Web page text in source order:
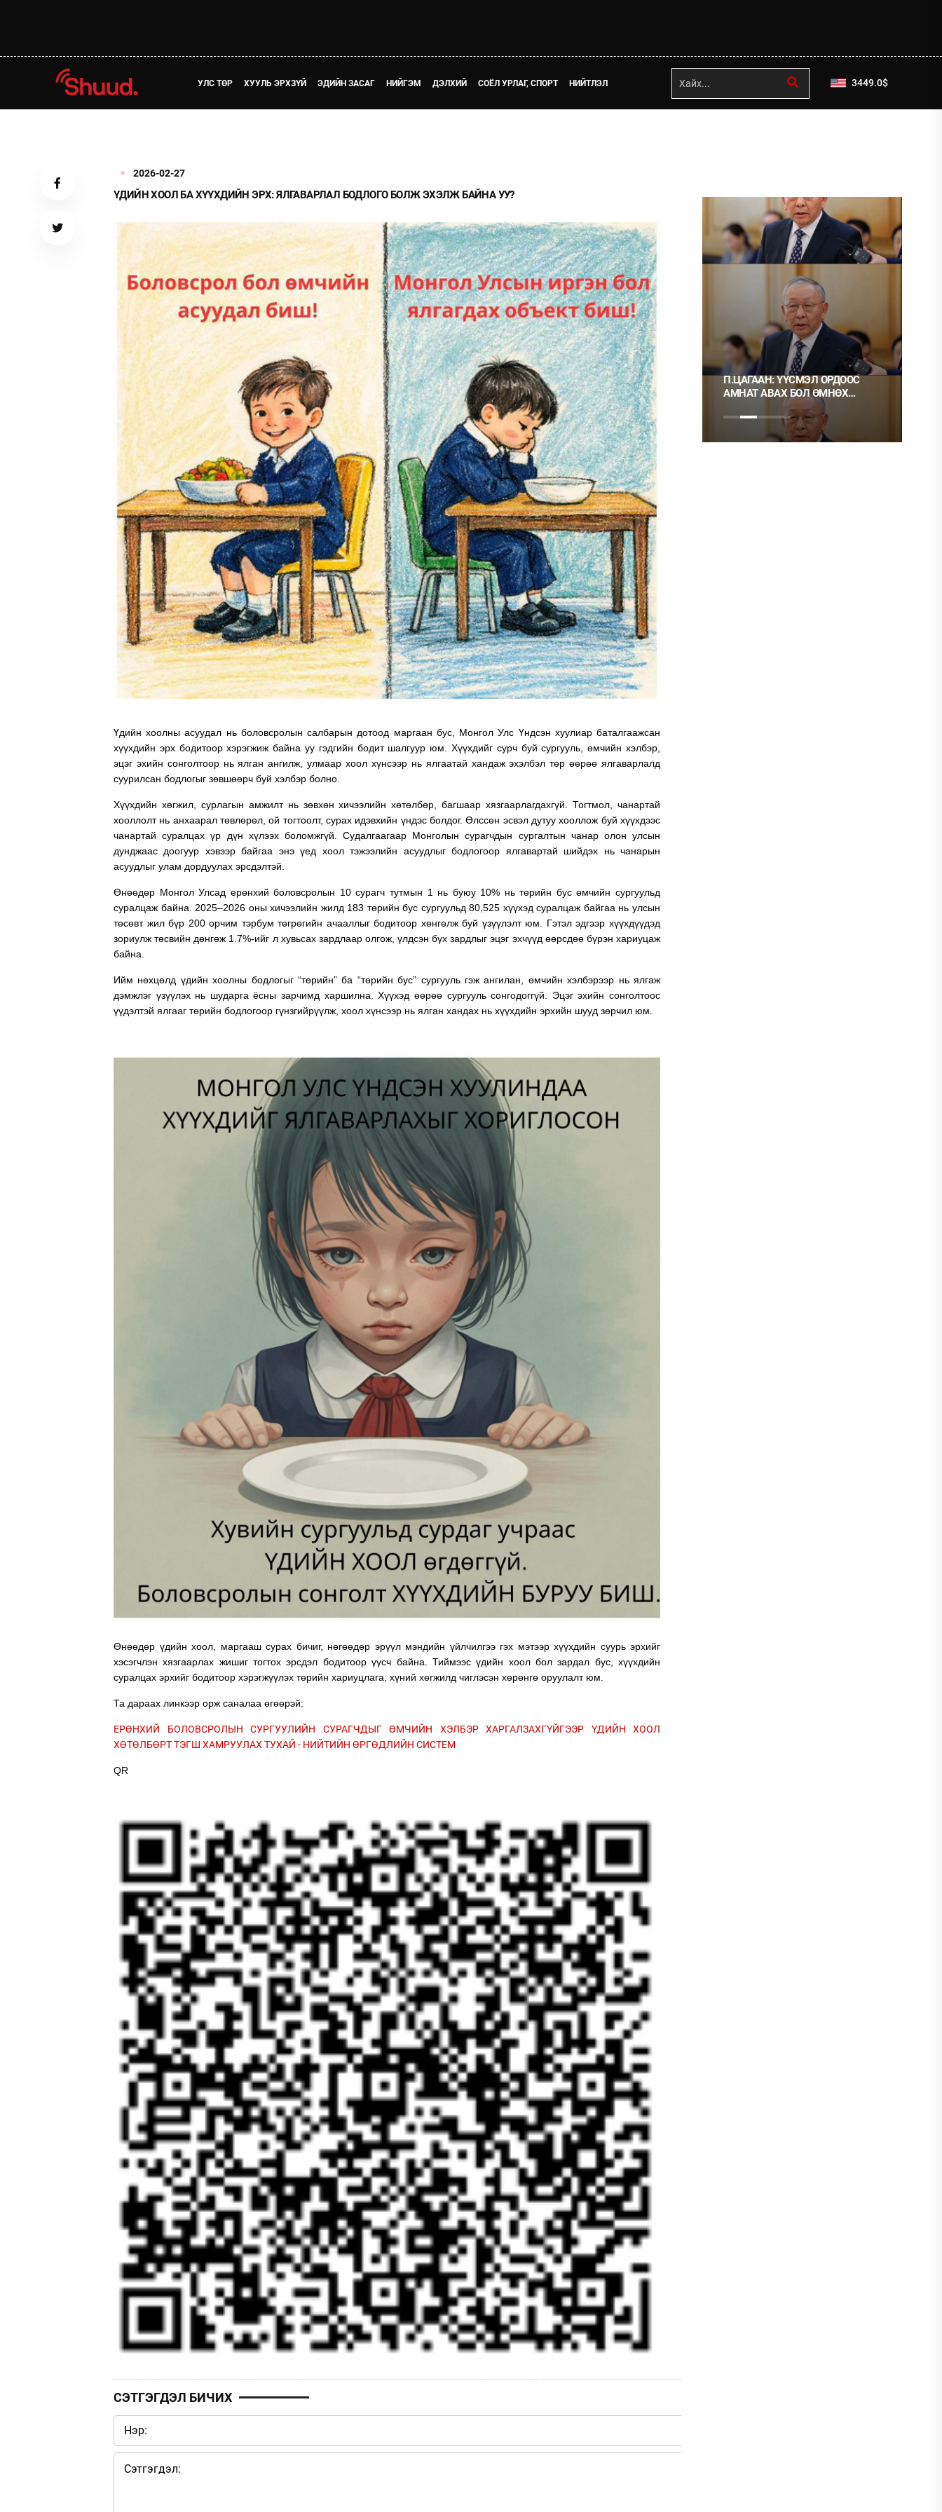
УЛС ТӨР ХУУЛЬ ЭРХЗҮЙ ЭДИЙН ЗАСАГ НИЙГЭМ ДЭЛХИЙ СОЁЛ УРЛАГ, СПОРТ НИЙТЛЭЛ 3449.0$
2026-02-27
ҮДИЙН ХООЛ БА ХҮҮХДИЙН ЭРХ: ЯЛГАВАРЛАЛ БОДЛОГО БОЛЖ ЭХЭЛЖ БАЙНА УУ?
Үдийн хоолны асуудал нь боловсролын салбарын дотоод маргаан бус, Монгол Улс Үндсэн хуулиар баталгаажсан
хүүхдийн эрх бодитоор хэрэгжиж байна уу гэдгийн бодит шалгуур юм. Хүүхдийг сурч буй сургууль, өмчийн хэлбэр,
эцэг эхийн сонголтоор нь ялган ангилж, улмаар хоол хүнсээр нь ялгаатай хандаж эхэлбэл төр өөрөө ялгаварлалд
суурилсан бодлогыг зөвшөөрч буй хэлбэр болно.
Хүүхдийн хөгжил, сурлагын амжилт нь зөвхөн хичээлийн хөтөлбөр, багшаар хязгаарлагдахгүй. Тогтмол, чанартай
хооллолт нь анхаарал төвлөрөл, ой тогтоолт, сурах идэвхийн үндэс болдог. Өлссөн эсвэл дутуу хооллож буй хүүхдээс
чанартай суралцах үр дүн хүлээх боломжгүй. Судалгаагаар Монголын сурагчдын сургалтын чанар олон улсын
дунджаас доогуур хэвээр байгаа энэ үед хоол тэжээлийн асуудлыг бодлогоор ялгавартай шийдэх нь чанарын
асуудлыг улам дордуулах эрсдэлтэй.
Өнөөдөр Монгол Улсад ерөнхий боловсролын 10 сурагч тутмын 1 нь буюу 10% нь төрийн бус өмчийн сургуульд
суралцаж байна. 2025–2026 оны хичээлийн жилд 183 төрийн бус сургуульд 80,525 хүүхэд суралцаж байгаа нь улсын
төсөвт жил бүр 200 орчим тэрбум төгрөгийн ачааллыг бодитоор хөнгөлж буй үзүүлэлт юм. Гэтэл эдгээр хүүхдүүдэд
зориулж төсвийн дөнгөж 1.7%-ийг л хувьсах зардлаар олгож, үлдсэн бүх зардлыг эцэг эхчүүд өөрсдөө бүрэн хариуцаж
байна.
Ийм нөхцөлд үдийн хоолны бодлогыг “төрийн” ба “төрийн бус” сургууль гэж ангилан, өмчийн хэлбэрээр нь ялгаж
дэмжлэг үзүүлэх нь шударга ёсны зарчимд харшилна. Хүүхэд өөрөө сургууль сонгодоггүй. Эцэг эхийн сонголтоос
үүдэлтэй ялгааг төрийн бодлогоор гүнзгийрүүлж, хоол хүнсээр нь ялган хандах нь хүүхдийн эрхийн шууд зөрчил юм.
Өнөөдөр үдийн хоол, маргааш сурах бичиг, нөгөөдөр эрүүл мэндийн үйлчилгээ гэх мэтээр хүүхдийн суурь эрхийг
хэсэгчлэн хязгаарлах жишиг тогтох эрсдэл бодитоор үүсч байна. Тиймээс үдийн хоол бол зардал бус, хүүхдийн
суралцах эрхийг бодитоор хэрэгжүүлэх төрийн хариуцлага, хүний хөгжилд чиглэсэн хөрөнгө оруулалт юм.
Та дараах линкээр орж саналаа өгөөрэй:
ЕРӨНХИЙ БОЛОВСРОЛЫН СУРГУУЛИЙН СУРАГЧДЫГ ӨМЧИЙН ХЭЛБЭР ХАРГАЛЗАХГҮЙГЭЭР ҮДИЙН ХООЛ
ХӨТӨЛБӨРТ ТЭГШ ХАМРУУЛАХ ТУХАЙ - НИЙТИЙН ӨРГӨДЛИЙН СИСТЕМ
QR
СЭТГЭГДЭЛ БИЧИХ
ТӨЛӨӨЛӨГЧИЙН ГАЗАРТ
ОРЛОГО ШИЛЖҮҮЛСЭН БОЛ 20
ХУВИАР ТАТВАР СУУТГАНА
НИЙСЛЭЛД ШАХМАЛ ТҮЛШ
БОРЛУУЛАХ 435 ЦЭГ
АЖИЛЛАНА
П.ЦАГААН: ҮҮСМЭЛ ОРДООС
АМНАТ АВАХ БОЛ ӨМНӨХ
ЗӨВШӨӨРӨЛТЭЙ БОЛГОХ
Ц.МОНГОЛ: НЭГ